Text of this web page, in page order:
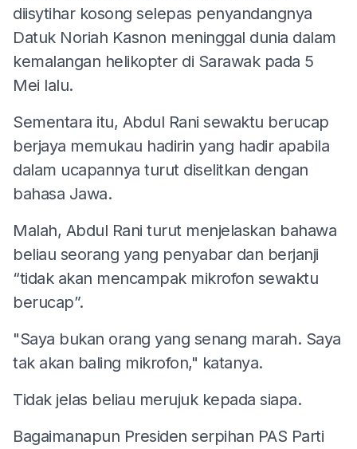
diisytihar kosong selepas penyandangnya
Datuk Noriah Kasnon meninggal dunia dalam
kemalangan helikopter di Sarawak pada 5
Mei lalu.
Sementara itu, Abdul Rani sewaktu berucap
berjaya memukau hadirin yang hadir apabila
dalam ucapannya turut diselitkan dengan
bahasa Jawa.
Malah, Abdul Rani turut menjelaskan bahawa
beliau seorang yang penyabar dan berjanji
“tidak akan mencampak mikrofon sewaktu
berucap”.
"Saya bukan orang yang senang marah. Saya
tak akan baling mikrofon," katanya.
Tidak jelas beliau merujuk kepada siapa.
Bagaimanapun Presiden serpihan PAS Parti